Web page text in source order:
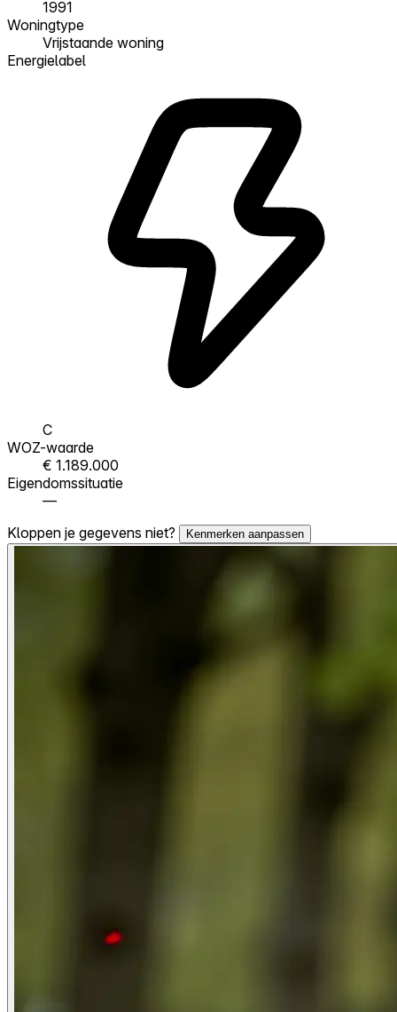
1991
Woningtype
Vrijstaande woning
Energielabel
C
WOZ-waarde
€ 1.189.000
Eigendomssituatie
—
Kloppen je gegevens niet?
Kenmerken aanpassen